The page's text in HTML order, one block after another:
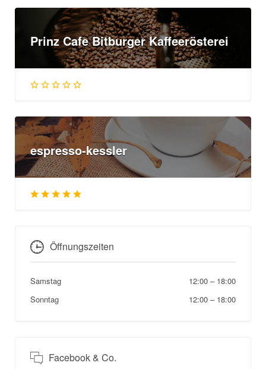
Prinz Cafe Bitburger Kaffeerösterei
espresso-kessler
Öffnungszeiten
Samstag 12:00 – 18:00
Sonntag
12:00 – 18:00
Facebook & Co.